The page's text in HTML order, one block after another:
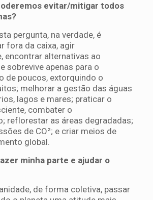
evitar/mitigar todos
pergunta, na verdade, é
fora da caixa, agir
encontrar alternativas ao
sobrevive apenas para o
de poucos, extorquindo o
melhorar a gestão das águas
lagos e mares; praticar o
combater o
reflorestar as áreas degradadas;
de CO²; e criar meios de
global.
minha parte e ajudar o
de forma coletiva, passar